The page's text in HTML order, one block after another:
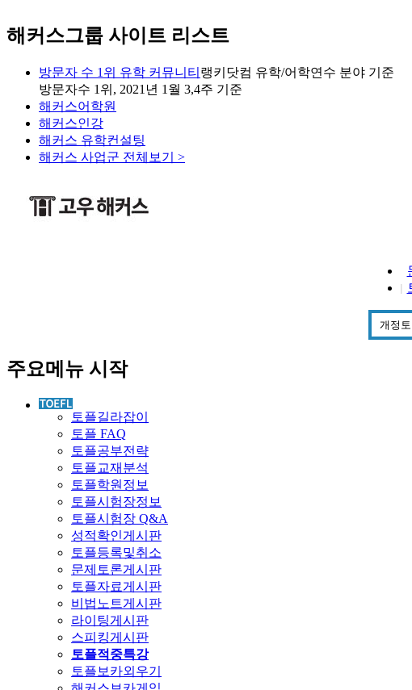
해커스그룹 사이트 리스트
방문자 수 1위 유학 커뮤니티 랭키닷컴 유학/어학연수 분야 기준
방문자수 1위, 2021년 1월 3,4주 기준
해커스어학원
해커스인강
해커스 유학컨설팅
해커스 사업군 전체보기 >
주요메뉴 시작
토플길라잡이
토플 FAQ
토플공부전략
토플교재분석
토플학원정보
토플시험장정보
토플시험장 Q&A
성적확인게시판
토플등록및취소
문제토론게시판
토플자료게시판
비법노트게시판
라이팅게시판
스피킹게시판
토플적중특강
토플보카외우기